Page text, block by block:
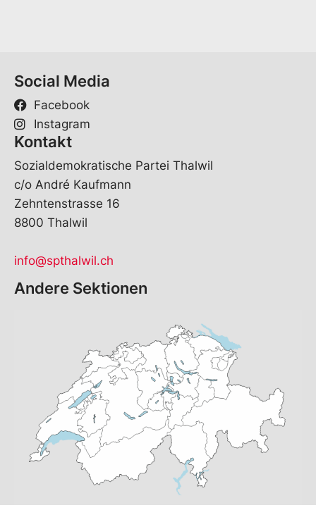
Social Media
Facebook
Instagram
Kontakt
Sozialdemokratische Partei Thalwil
c/o André Kaufmann
Zehntenstrasse 16
8800 Thalwil
info@spthalwil.ch
Andere Sektionen